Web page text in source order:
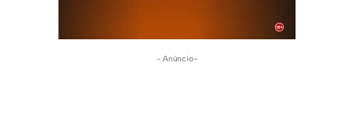
- Anúncio-